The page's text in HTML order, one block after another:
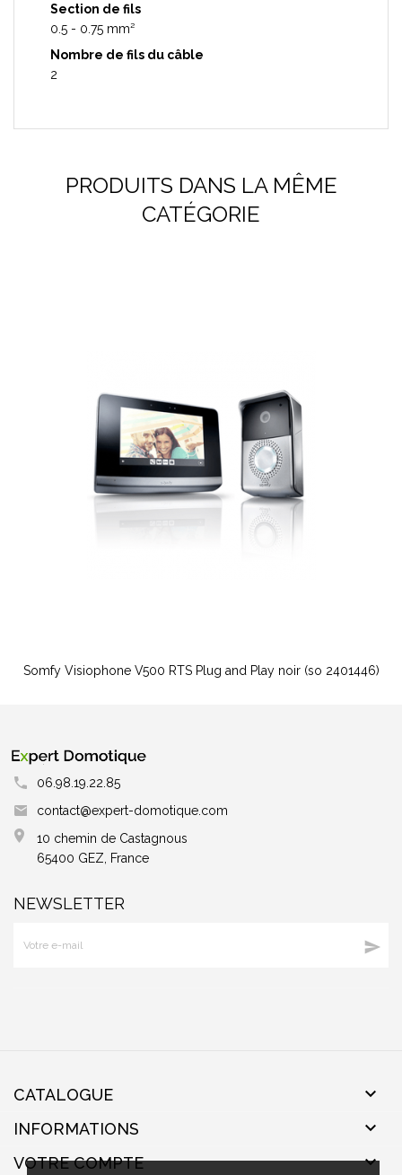
Section de fils
0.5 - 0.75 mm²
Nombre de fils du câble
2
PRODUITS DANS LA MÊME
CATÉGORIE
Somfy Visiophone V500 RTS Plug and Play noir (so 2401446)
06.98.19.22.85
contact@expert-domotique.com
10 chemin de Castagnous
65400 GEZ, France
NEWSLETTER

CATALOGUE 
INFORMATIONS 
VOTRE COMPTE 